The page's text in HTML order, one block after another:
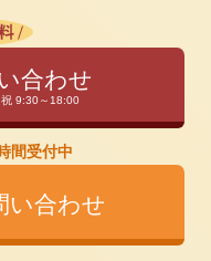
合わせ
9:30～18:00
間受付中
い合わせ